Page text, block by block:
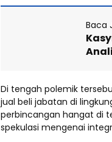
Baca
Di tengah polemik
jual beli jabatan di
perbincangan hangat di
spekulasi mengenai